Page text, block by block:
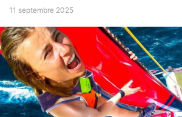
11 septembre 2025